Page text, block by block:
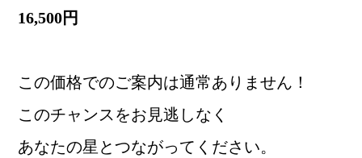
16,500円
この価格でのご案内は通常ありません！
このチャンスをお見逃しなく
あなたの星とつながってください。